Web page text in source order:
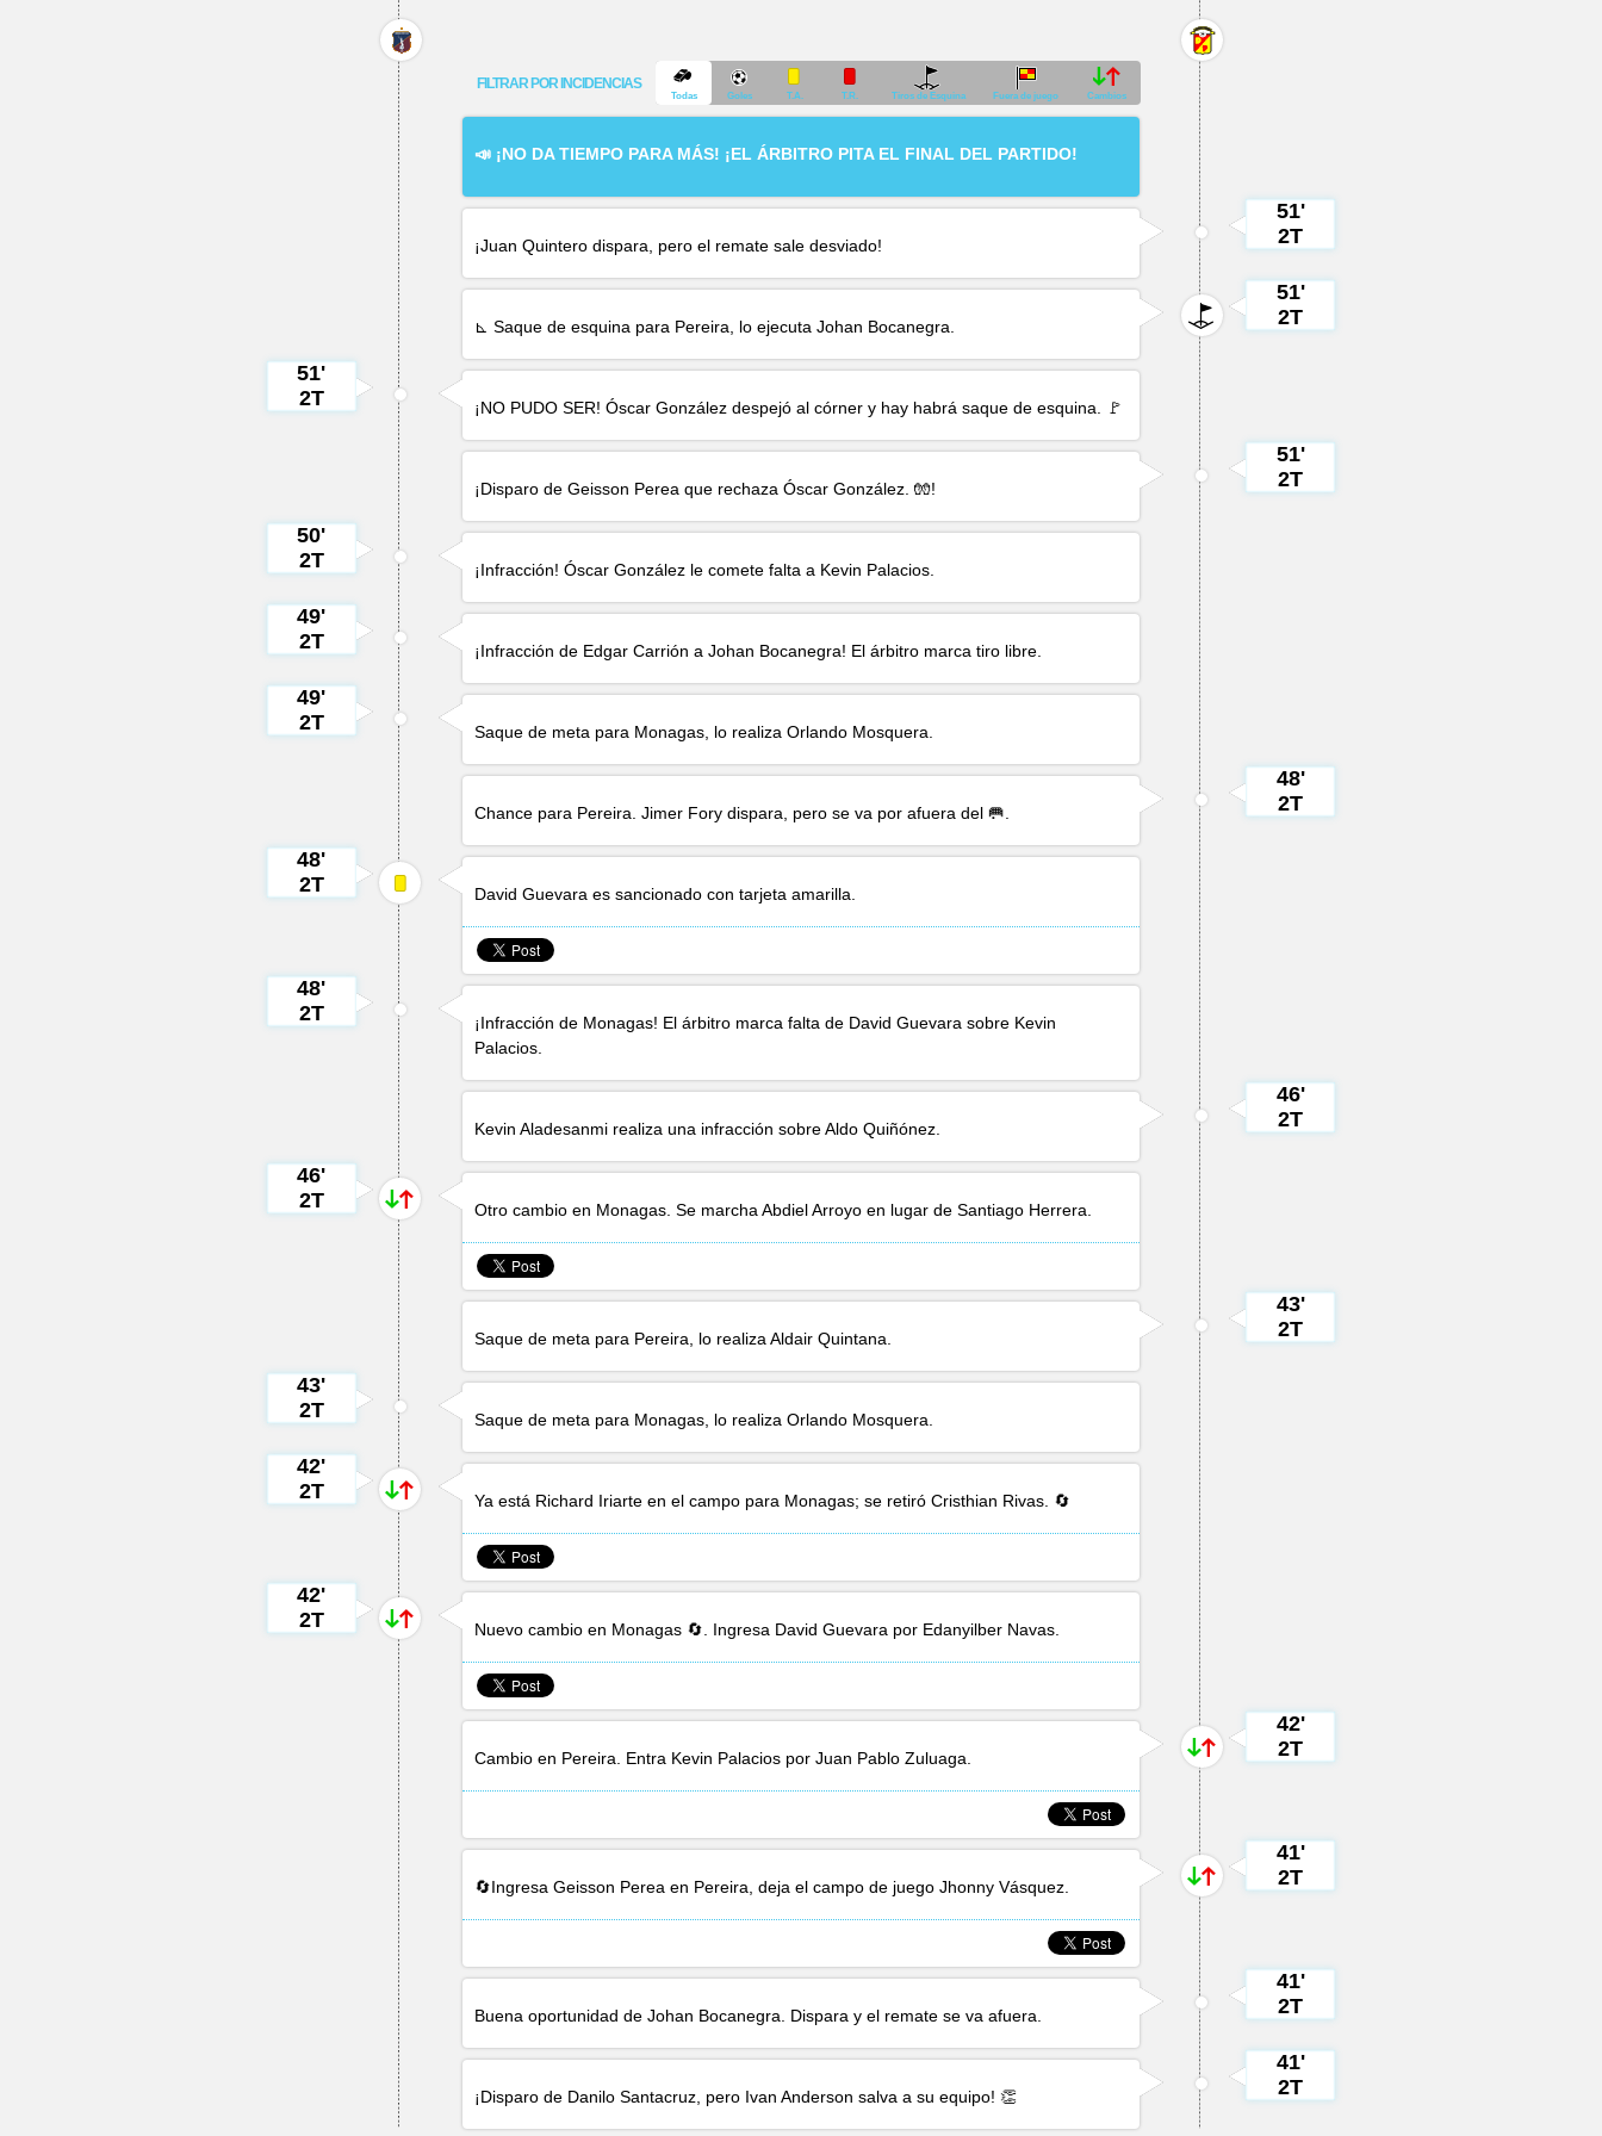
FILTRAR POR INCIDENCIAS
Todas Goles T.A. T.R. Tiros de Esquina Fuera de juego Cambios
📣 ¡NO DA TIEMPO PARA MÁS! ¡EL ÁRBITRO PITA EL FINAL DEL PARTIDO!
¡Juan Quintero dispara, pero el remate sale desviado!
51'
2T
⊾ Saque de esquina para Pereira, lo ejecutaJohan Bocanegra
51'
2T
51'
2T
¡NO PUDO SER!Óscar González despejó al córner y hay habrá saque de esquina. 🚩
¡Disparo deGeisson Perea que rechazaÓscar González . 🧤!
51'
2T
50'
2T
¡Infracción!Óscar González le comete falta a Kevin Palacios
49'
2T
¡Infracción de Edgar Carrión aJohan Bocanegra! El árbitro marca tiro libre.
49'
2T
Saque de meta para Monagas, lo realizaOrlando Mosquera
Chance para Pereira.Jimer Fory dispara, pero se va por afuera del 🥅.
48'
2T
48'
2T
David Guevara es sancionado con tarjeta amarilla.
48'
2T
¡Infracción de Monagas! El árbitro marca falta de David Guevara sobre Kevin
Palacios
Kevin Aladesanmi realiza una infracción sobreAldo Quiñónez
46'
2T
46'
2T
Otro cambio en Monagas. Se marchaAbdiel Arroyo en lugar deSantiago Herrera
Saque de meta para Pereira, lo realizaAldair Quintana
43'
2T
43'
2T
Saque de meta para Monagas, lo realizaOrlando Mosquera
42'
2T
Ya está Richard Iriarte en el campo para Monagas; se retiróCristhian Rivas . 🔄
42'
2T
Nuevo cambio en Monagas 🔄. Ingresa David Guevara por Edanyilber Navas
Cambio en Pereira. Entra Kevin Palacios porJuan Pablo Zuluaga
42'
2T
🔄IngresaGeisson Perea en Pereira, deja el campo de juegoJhonny Vásquez
41'
2T
Buena oportunidad deJohan Bocanegra . Dispara y el remate se va afuera.
41'
2T
¡Disparo de Danilo Santacruz , pero Ivan Anderson salva a su equipo! 👏
41'
2T